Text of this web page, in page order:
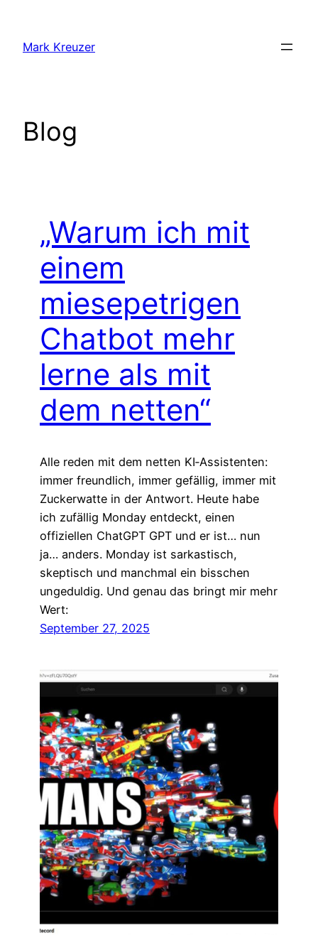
springen
Mark Kreuzer
Blog
„Warum ich mit
einem
miesepetrigen
Chatbot mehr
lerne als mit
dem netten“
Alle reden mit dem netten KI‑Assistenten:
immer freundlich, immer gefällig, immer mit
Zuckerwatte in der Antwort. Heute habe
ich zufällig Monday entdeckt, einen
offiziellen ChatGPT GPT und er ist… nun
ja… anders. Monday ist sarkastisch,
skeptisch und manchmal ein bisschen
ungeduldig. Und genau das bringt mir mehr
Wert:
September 27, 2025